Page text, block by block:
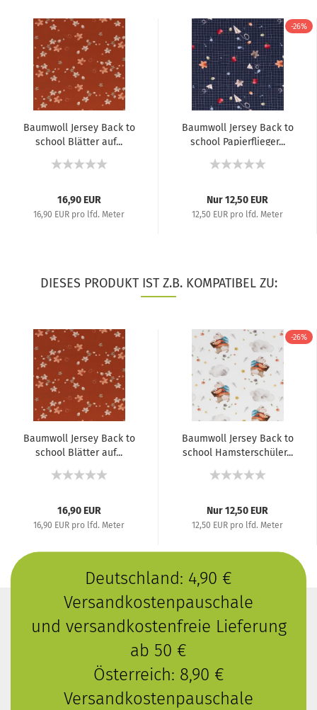
Baumwoll Jersey Back to
school Blätter auf...
16,90 EUR
16,90 EUR pro lfd. Meter
-26%
Baumwoll Jersey Back to
school Papierflieger...
Nur 12,50 EUR
12,50 EUR pro lfd. Meter
DIESES PRODUKT IST Z.B. KOMPATIBEL ZU:
Baumwoll Jersey Back to
school Blätter auf...
16,90 EUR
16,90 EUR pro lfd. Meter
-26%
Baumwoll Jersey Back to
school Hamsterschüler...
Nur 12,50 EUR
12,50 EUR pro lfd. Meter
Deutschland: 4,90 €
Versandkostenpauschale
und versandkostenfreie Lieferung
ab 50 €
Österreich: 8,90 €
Versandkostenpauschale